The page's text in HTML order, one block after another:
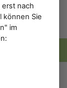
nach
können Sie
im